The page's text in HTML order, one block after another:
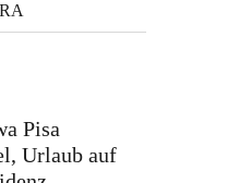
Pisa
Urlaub auf